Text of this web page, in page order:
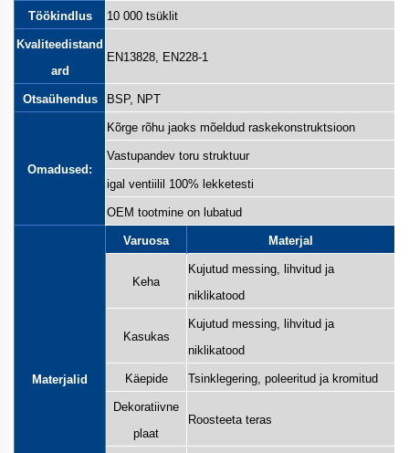
Töökindlus 10 000 tsüklit
Kvaliteedistand
ard
EN13828, EN228-1
Otsaühendus BSP, NPT
Omadused:
Kõrge rõhu jaoks mõeldud raskekonstruktsioon
Vastupandev toru struktuur
igal ventiilil 100% lekketesti
OEM tootmine on lubatud
Materjalid
Varuosa Materjal
Keha
Kujutud messing, lihvitud ja
niklikatood
Kasukas
Kujutud messing, lihvitud ja
niklikatood
Käepide Tsinklegering, poleeritud ja kromitud
Dekoratiivne
plaat
Roosteeta teras